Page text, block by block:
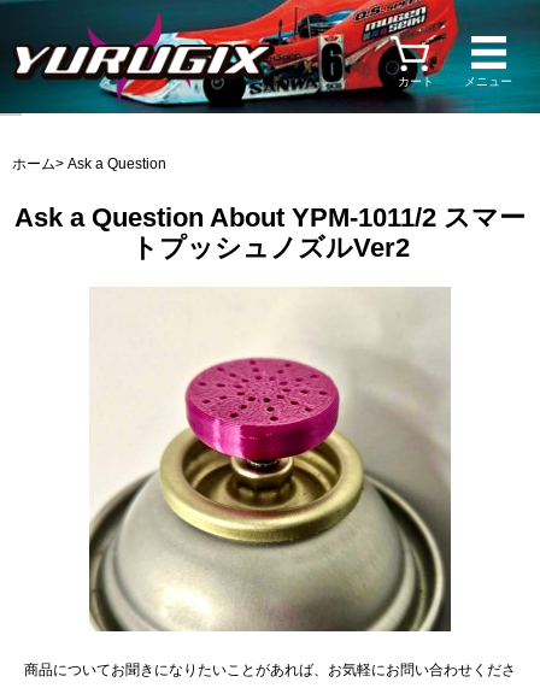
カート メニュー
ホーム> Ask a Question
Ask a Question About YPM-1011/2 スマー
トプッシュノズルVer2
商品についてお聞きになりたいことがあれば、お気軽にお問い合わせくださ